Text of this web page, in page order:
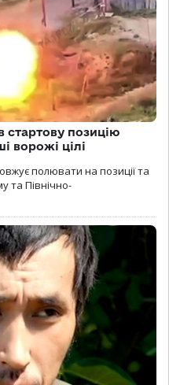
позицію
ворожі цілі
полювати на позиції та
та Північно-